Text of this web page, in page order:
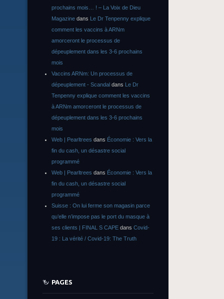
prochains mois… ! – La Voix de Dieu
Magazine dans Le Dr Tenpenny explique
comment les vaccins à ARNm
amorceront le processus de
dépeuplement dans les 3-6 prochains
mois
Vaccins ARNm: Un processus de
dépeuplement - Scandal dans Le Dr
Tenpenny explique comment les vaccins
à ARNm amorceront le processus de
dépeuplement dans les 3-6 prochains
mois
Web | Pearltrees dans Économie : Vers la
fin du cash, un désastre social
programmé
Web | Pearltrees dans Économie : Vers la
fin du cash, un désastre social
programmé
Suisse : On lui ferme son magasin parce
qu’elle n’impose pas le port du masque à
ses clients | FINAL S CAPE dans Covid-
19 : La vérité / Covid-19: The Truth
PAGES